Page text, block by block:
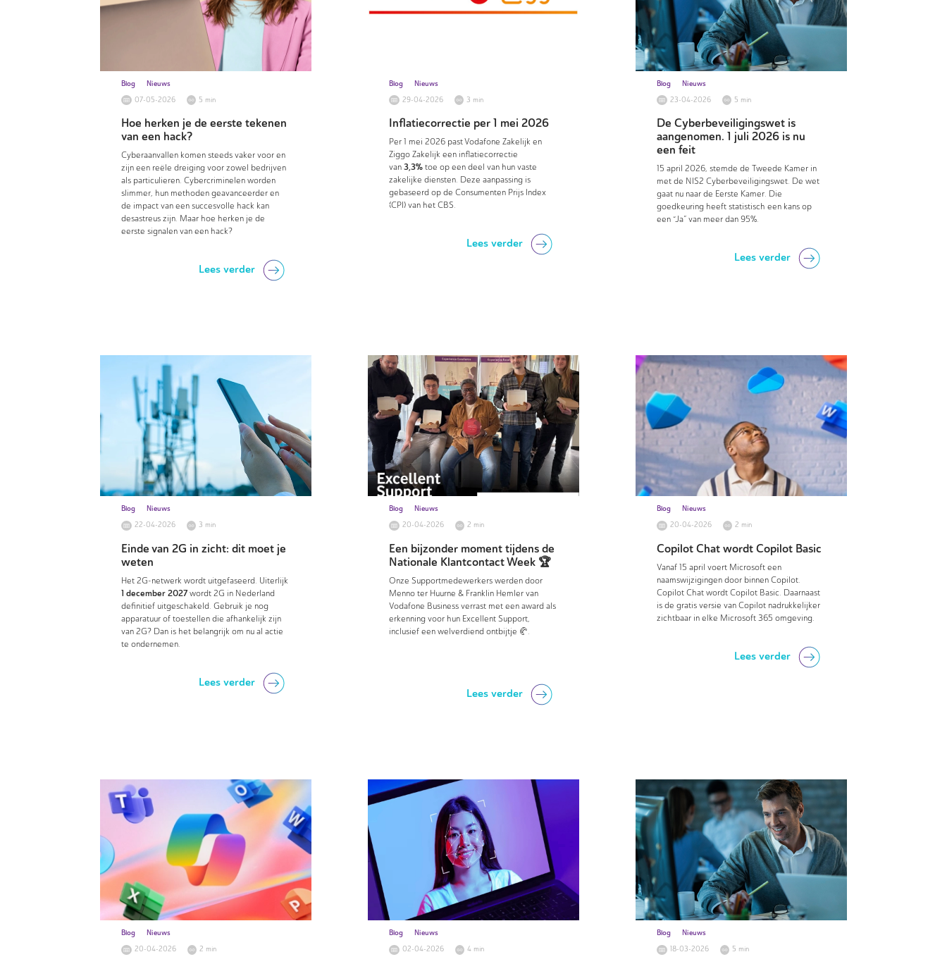
Blog
Nieuws
07-05-2026
5 min
Hoe herken je de eerste tekenen
van een hack?
Cyberaanvallen komen steeds vaker voor en
zijn een reële dreiging voor zowel bedrijven
als particulieren. Cybercriminelen worden
slimmer, hun methoden geavanceerder en
de impact van een succesvolle hack kan
desastreus zijn. Maar hoe herken je de
eerste signalen van een hack?
Lees verder
Blog
Nieuws
29-04-2026
3 min
Inflatiecorrectie per 1 mei 2026
Per 1 mei 2026 past Vodafone Zakelijk en
Ziggo Zakelijk een inflatiecorrectie
van 3,3% toe op een deel van hun vaste
zakelijke diensten. Deze aanpassing is
gebaseerd op de Consumenten Prijs Index
(CPI) van het CBS.
Lees verder
Blog
Nieuws
23-04-2026
5 min
De Cyberbeveiligingswet is
aangenomen. 1 juli 2026 is nu
een feit
15 april 2026, stemde de Tweede Kamer in
met de NIS2 Cyberbeveiligingswet. De wet
gaat nu naar de Eerste Kamer. Die
goedkeuring heeft statistisch een kans op
een “Ja” van meer dan 95%.
Lees verder
Blog
Nieuws
22-04-2026
3 min
Einde van 2G in zicht: dit moet je
weten
Het 2G-netwerk wordt uitgefaseerd. Uiterlijk
1 december 2027wordt 2G in Nederland
definitief uitgeschakeld. Gebruik je nog
apparatuur of toestellen die afhankelijk zijn
van 2G? Dan is het belangrijk om nu al actie
te ondernemen.
Lees verder
Blog
Nieuws
20-04-2026
2 min
Een bijzonder moment tijdens de
Nationale Klantcontact Week 🏆
Onze Supportmedewerkers werden door
Menno ter Huurne & Franklin Hemler van
Vodafone Business verrast met een award als
erkenning voor hun Excellent Support,
inclusief een welverdiend ontbijtje 🥐.
Lees verder
Blog
Nieuws
20-04-2026
2 min
Copilot Chat wordt Copilot Basic
Vanaf 15 april voert Microsoft een
naamswijzigingen door binnen Copilot.
Copilot Chat wordt Copilot Basic. Daarnaast
is de gratis versie van Copilot nadrukkelijker
zichtbaar in elke Microsoft 365 omgeving.
Lees verder
Blog
Nieuws
20-04-2026
2 min
Blog
Nieuws
02-04-2026
4 min
Blog
Nieuws
18-03-2026
5 min